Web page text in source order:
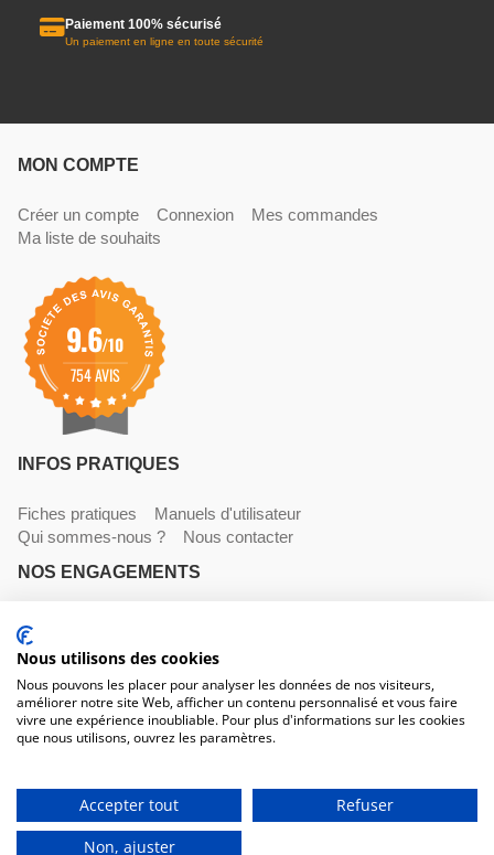
Paiement 100% sécurisé
Un paiement en ligne en toute sécurité
MON COMPTE
Créer un compte Connexion
Mes commandes
Ma liste de souhaits
9.6/10
754 AVIS
INFOS PRATIQUES
Fiches pratiques
Manuels d'utilisateur
Qui sommes-nous ?
Nous contacter
NOS ENGAGEMENTS
Livraisons
NOS COORDONNÉES
530 avenue du Roucagnier , 34400 Lunel-Viel
04 67 58 38 57
Du lundi au vendredi, 8h00 - 12h00 / 13h45 à 17h30
Nous utilisons des cookies
Nous pouvons les placer pour analyser les données de nos visiteurs,
améliorer notre site Web, afficher un contenu personnalisé et vous faire
vivre une expérience inoubliable. Pour plus d'informations sur les cookies
que nous utilisons, ouvrez les paramètres.
Accepter tout
Refuser
Non, ajuster